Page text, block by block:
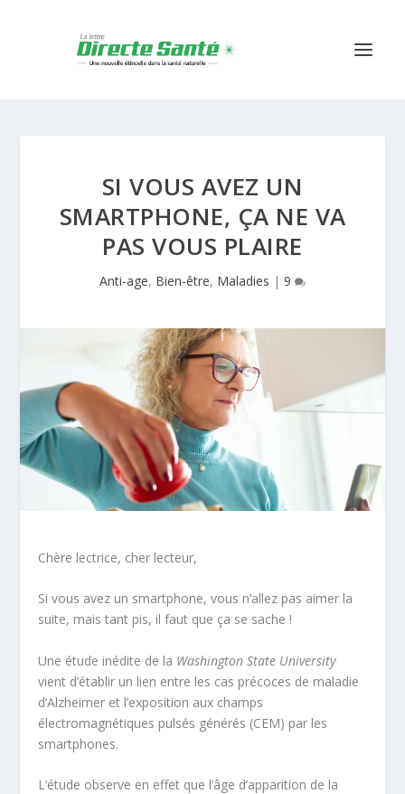
SI VOUS AVEZ UN
SMARTPHONE, ÇA NE VA
PAS VOUS PLAIRE
Anti-age, Bien-être, Maladies | 9
Chère lectrice, cher lecteur,
Si vous avez un smartphone, vous n’allez pas aimer la
suite, mais tant pis, il faut que ça se sache !
Une étude inédite de la Washington State University
vient d’établir un lien entre les cas précoces de maladie
d’Alzheimer et l’exposition aux champs
électromagnétiques pulsés générés (CEM) par les
smartphones.
L’étude observe en effet que l’âge d’apparition de la